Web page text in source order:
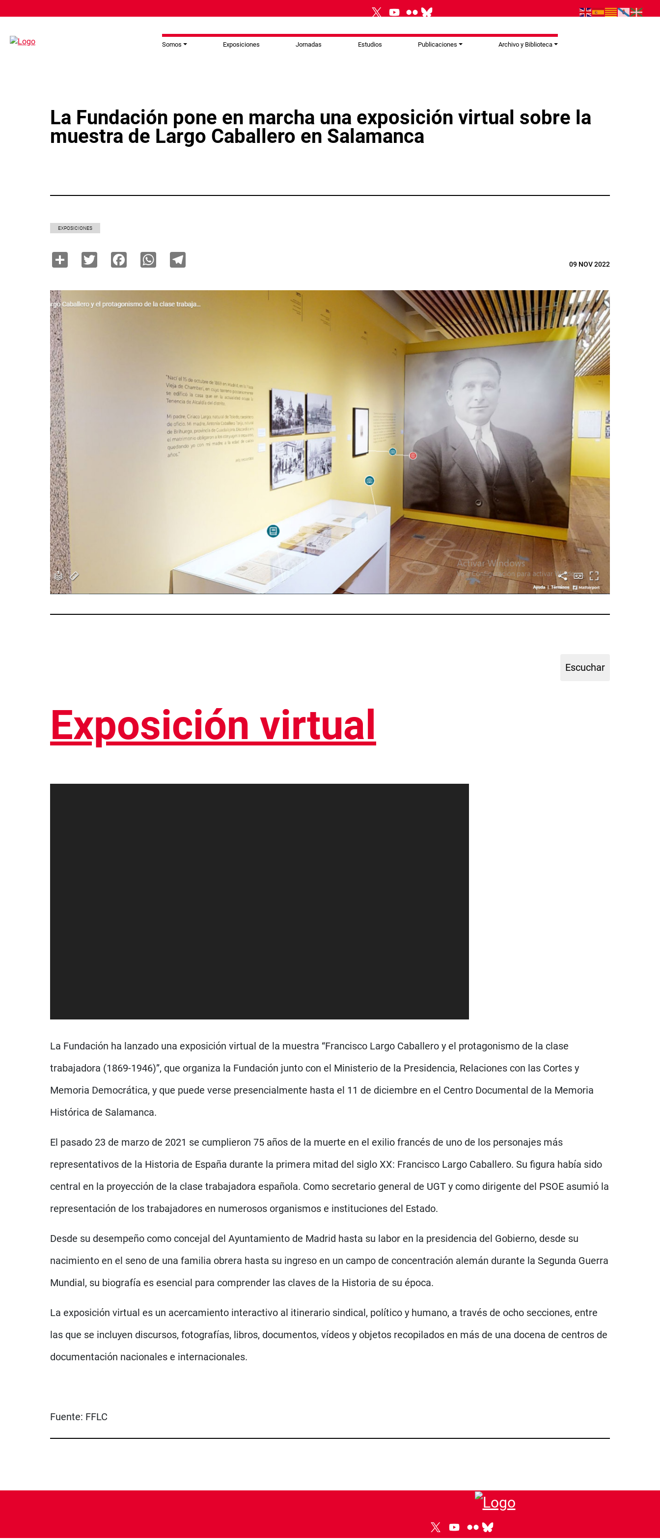
Somos Exposiciones Jornadas Estudios Publicaciones Archivo y Biblioteca
La Fundación pone en marcha una exposición virtual sobre la
muestra de Largo Caballero en Salamanca
EXPOSICIONES
Share TwitterFacebookWhatsApp 09 NOV 2022
Exposición virtual
La Fundación ha lanzado una exposición virtual de la muestra “Francisco Largo Caballero y el protagonismo de la clase
trabajadora (1869-1946)”, que organiza la Fundación junto con el Ministerio de la Presidencia, Relaciones con las Cortes y
Memoria Democrática, y que puede verse presencialmente hasta el 11 de diciembre en el Centro Documental de la Memoria
Histórica de Salamanca.
El pasado 23 de marzo de 2021 se cumplieron 75 años de la muerte en el exilio francés de uno de los personajes más
representativos de la Historia de España durante la primera mitad del siglo XX: Francisco Largo Caballero. Su figura había sido
central en la proyección de la clase trabajadora española. Como secretario general de UGT y como dirigente del PSOE asumió la
representación de los trabajadores en numerosos organismos e instituciones del Estado.
Desde su desempeño como concejal del Ayuntamiento de Madrid hasta su labor en la presidencia del Gobierno, desde su
nacimiento en el seno de una familia obrera hasta su ingreso en un campo de concentración alemán durante la Segunda Guerra
Mundial, su biografía es esencial para comprender las claves de la Historia de su época.
La exposición virtual es un acercamiento interactivo al itinerario sindical, político y humano, a través de ocho secciones, entre
las que se incluyen discursos, fotografías, libros, documentos, vídeos y objetos recopilados en más de una docena de centros de
documentación nacionales e internacionales.
Fuente: FFLC